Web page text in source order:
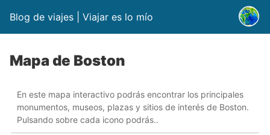
Blog de viajes | Viajar es lo mío
Mapa de Boston
En este mapa interactivo podrás encontrar los principales
monumentos, museos, plazas y sitios de interés de Boston.
Pulsando sobre cada icono podrás..